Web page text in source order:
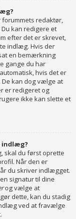
redaktør,
kan redigere et
efter det er skrevet,
indlæg. Hvis der
en bemærkning
gange du har
hvis det er
kan dog vælge at
er redigeret og
ikke kan slette et
indlæg?
skal du først oprette
Når den er
du skriver indlægget.
signatur til dine
og vælge at
dette, kan du stadig
ved at fravælge